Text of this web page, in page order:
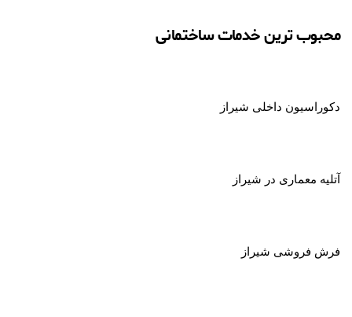
محبوب ترین خدمات ساختمانی
دکوراسیون داخلی شیراز
آتلیه معماری در شیراز
فرش فروشی شیراز